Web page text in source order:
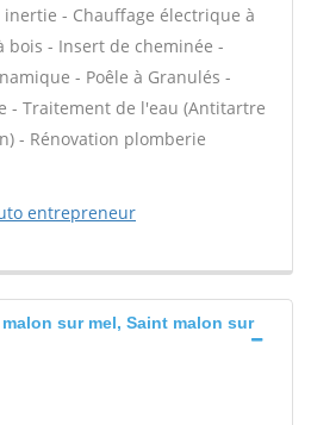
- Chauffage électrique à
bois - Insert de cheminée -
- Poêle à Granulés -
- Traitement de l'eau (Antitartre
- Rénovation plomberie
entrepreneur
sur mel, Saint malon sur